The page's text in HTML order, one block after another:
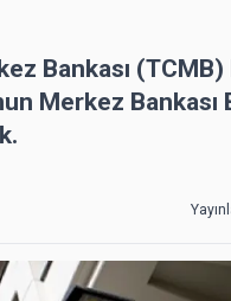
Bankası
Merkez Bankası